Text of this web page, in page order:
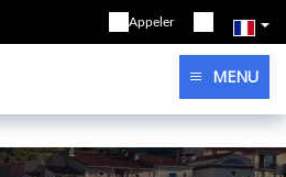
Appeler
MENU